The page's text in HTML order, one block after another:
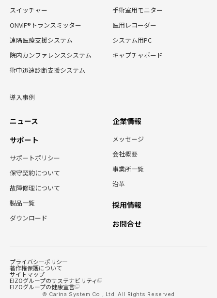
スイッチャー
ONVIF®トランスミッター
遠隔医療支援システム
院内カンファレンスシステム
術中迅速診断支援システム
導入事例
手術室用モニター
医用レコーダー
システム用PC
キャプチャボード
ニュース
サポート
サポートポリシー
保守契約について
故障修理について
製品一覧
ダウンロード
企業情報
メッセージ
会社概要
事業所一覧
沿革
採用情報
お問合せ
プライバシーポリシー
著作権保護について
サイトマップ
EIZOグループのサステナビリティ
EIZOグループの健康宣言
© Carina System Co., Ltd. All Rights Reserved